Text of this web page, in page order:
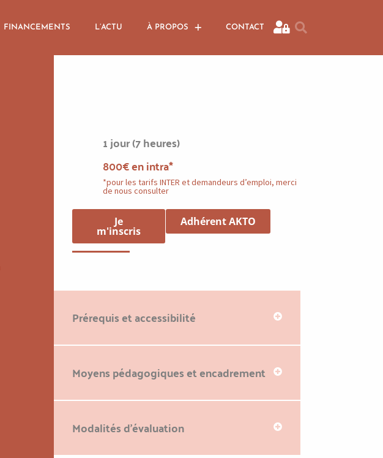
FINANCEMENTS L’ACTU À PROPOS CONTACT
1 jour (7 heures)
800€ en intra*
*pour les tarifs INTER et demandeurs d’emploi, merci
de nous consulter
Je
m'inscris
Adhérent AKTO
Prérequis et accessibilité
Moyens pédagogiques et encadrement
Modalités d'évaluation